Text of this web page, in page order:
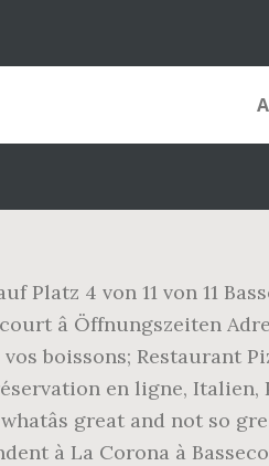
Platz 4 von 11 von 11
â Öffnungszeiten
boissons; Restaurant
en ligne, Italien,
great and not so
à La Corona à